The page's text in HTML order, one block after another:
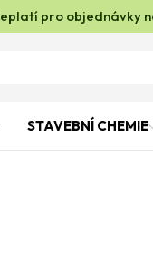
pro objednávky
STAVEBNÍ CHEMIE